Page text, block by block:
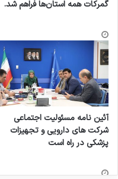
گمرکات همه استان‌ها فراهم شد.
آئین نامه مسئولیت اجتماعی
شرکت های دارویی و تجهیزات
پزشکی در راه است